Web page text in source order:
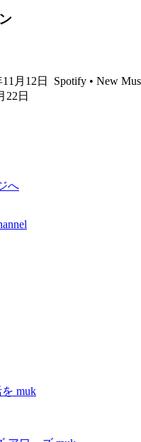
月12日 Spotify • New
22日
へ
muk